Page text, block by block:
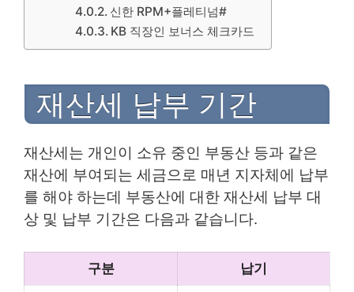
신한 RPM+플레티넘#
KB 직장인 보너스 체크카드
재산세 납부 기간
재산세는 개인이 소유 중인 부동산 등과 같은
재산에 부여되는 세금으로 매년 지자체에 납부
를 해야 하는데 부동산에 대한 재산세 납부 대
상 및 납부 기간은 다음과 같습니다.
구분 납기